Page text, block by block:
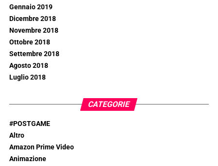
Gennaio 2019
Dicembre 2018
Novembre 2018
Ottobre 2018
Settembre 2018
Agosto 2018
Luglio 2018
CATEGORIE
#POSTGAME
Altro
Amazon Prime Video
Animazione